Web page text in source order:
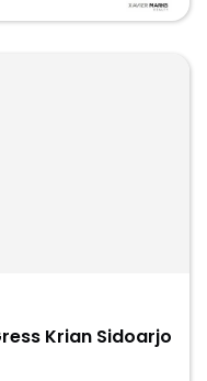
Krian Sidoarjo